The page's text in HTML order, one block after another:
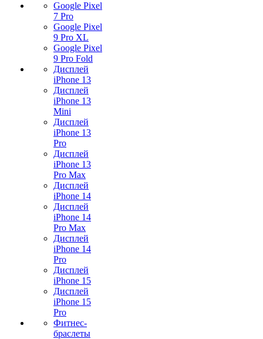
Google Pixel
7 Pro
Google Pixel
9 Pro XL
Google Pixel
9 Pro Fold
Дисплей
iPhone 13
Дисплей
iPhone 13
Mini
Дисплей
iPhone 13
Pro
Дисплей
iPhone 13
Pro Max
Дисплей
iPhone 14
Дисплей
iPhone 14
Pro Max
Дисплей
iPhone 14
Pro
Дисплей
iPhone 15
Дисплей
iPhone 15
Pro
Фитнес-
браслеты